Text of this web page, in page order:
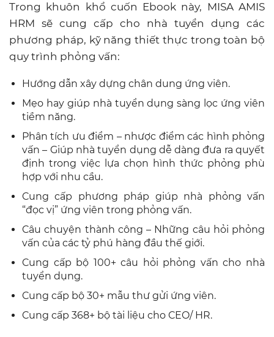
Trong khuôn khổ cuốn Ebook này, MISA AMIS
HRM sẽ cung cấp cho nhà tuyển dụng các
phương pháp, kỹ năng thiết thực trong toàn bộ
quy trình phỏng vấn:
Hướng dẫn xây dựng chân dung ứng viên.
Mẹo hay giúp nhà tuyển dụng sàng lọc ứng viên
tiềm năng.
Phân tích ưu điểm – nhược điểm các hình phỏng
vấn – Giúp nhà tuyển dụng dễ dàng đưa ra quyết
định trong việc lựa chọn hình thức phỏng phù
hợp với nhu cầu.
Cung cấp phương pháp giúp nhà phỏng vấn
“đọc vị” ứng viên trong phỏng vấn.
Câu chuyện thành công – Những câu hỏi phỏng
vấn của các tỷ phú hàng đầu thế giới.
Cung cấp bộ 100+ câu hỏi phỏng vấn cho nhà
tuyển dụng.
Cung cấp bộ 30+ mẫu thư gửi ứng viên.
Cung cấp 368+ bộ tài liệu cho CEO/ HR.